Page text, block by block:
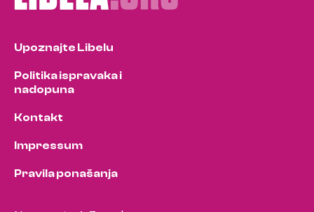
Upoznajte Libelu
Politika ispravaka i
nadopuna
Kontakt
Impressum
Pravila ponašanja